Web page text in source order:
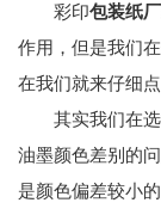
彩印包装纸
作用，但是我们
在我们就来仔细
其实我们在
油墨颜色差别的
是颜色偏差较小